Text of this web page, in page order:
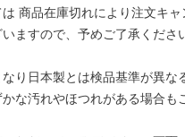
は 商品在庫切れにより注文キ
ますので、予めご了承くださ
なり日本製とは検品基準が異な
な汚れやほつれがある場合も